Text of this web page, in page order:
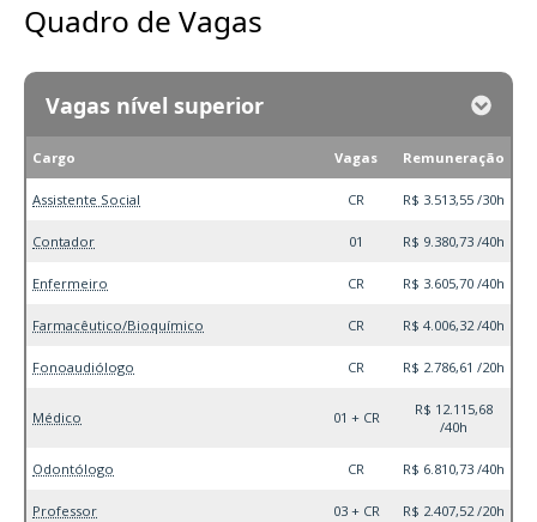
Quadro de Vagas
Vagas nível superior
Cargo Vagas Remuneração
Assistente Social CR R$ 3.513,55 /30h
Contador 01 R$ 9.380,73 /40h
Enfermeiro CR R$ 3.605,70 /40h
Farmacêutico/Bioquímico CR R$ 4.006,32 /40h
Fonoaudiólogo CR R$ 2.786,61 /20h
Médico 01 + CR
R$ 12.115,68
/40h
Odontólogo CR R$ 6.810,73 /40h
Professor 03 + CR R$ 2.407,52 /20h